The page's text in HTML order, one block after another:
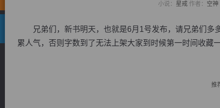
小说： 星戒作者： 空神
兄弟们，新书明天，也就是6月1号发布，请兄弟们多
累人气，否则字数到了无法上架大家到时候第一时间收藏
推